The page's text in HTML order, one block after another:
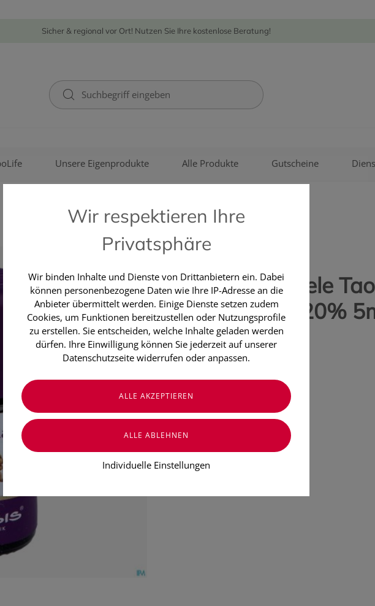
Sicher & regional vor Ort! Nutzen Sie Ihre kostenlose Beratung!
Unsere Eigenprodukte Alle Produkte Gutscheine
PHARMAG LACHMAIR GMBH
Aetherische Oele
Benzoe Siam 20%
€ 6,90
zzgl. Versandkosten
Wir respektieren Ihre
Privatsphäre
Wir binden Inhalte und Dienste von Drittanbietern ein. Dabei
können personenbezogene Daten wie Ihre IP-Adresse an die
Anbieter übermittelt werden. Einige Dienste setzen zudem
Cookies, um Funktionen bereitzustellen oder Nutzungsprofile
zu erstellen. Sie entscheiden, welche Inhalte geladen werden
dürfen. Ihre Einwilligung können Sie jederzeit auf unserer
Datenschutzseite widerrufen oder anpassen.
Individuelle Einstellungen